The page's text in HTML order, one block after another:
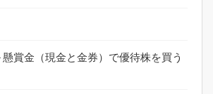
賞金（現金と金券）で優待株を買う